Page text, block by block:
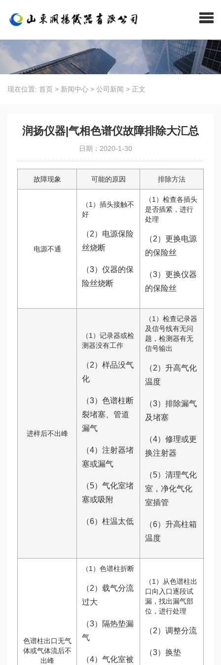
现在位置: 首页 > 新闻中心 > 公司新闻 > 正文
润扬仪器|气相色谱仪故障排除大汇总
日期：2020-1-30
故障现象 可能的原因 排除方法
电源不通
（1）插头接触不
好
（2）电源保险
丝烧断
（3）仪器的保
险丝烧断
（1）检查各插头
是否插紧，进行
处理
（2）更换电源
的保险丝
（3）更换仪器
的保险丝
进样后不出峰
（1）记录器或检
测器没有工作
（2）样品没气
化
（3）色谱柱断
裂堵塞、管道
漏气
（4）注射器堵
塞或漏气
（5）气化室堵
塞或吸附
（6）柱温太低
（1）检查记录器
及信号线有无问
题，检测器有无
信号输出
（2）升高气化
温度
（3）排除漏气
及堵塞
（4）修理或更
换注射器
（5）清理气化
室，净化气化
室插管
（6）升高柱箱
温度
色谱柱出口无气
体或气体流后不
出峰
（1）色谱柱折断
（2）载气分流
过大
（3）隔热垫漏
气
（4）气化室被
（1）从色谱柱出
口向入口逐段试
漏，找出漏气部
位，进行处理
（2）调整分流
（3）换垫